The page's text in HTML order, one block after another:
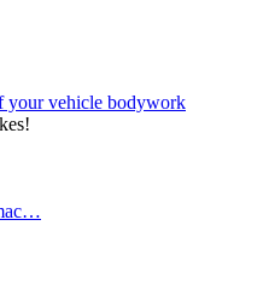
your vehicle bodywork